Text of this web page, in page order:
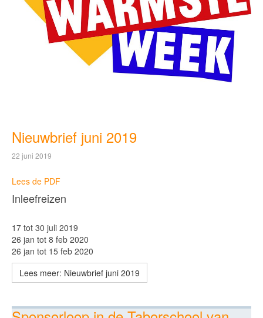
Nieuwbrief juni 2019
22 juni 2019
Lees de PDF
Inleefreizen
17 tot 30 juli 2019
26 jan tot 8 feb 2020
26 jan tot 15 feb 2020
Lees meer: Nieuwbrief juni 2019